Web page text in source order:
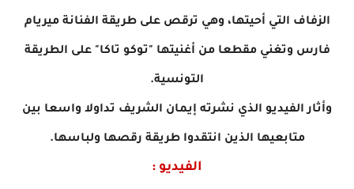
الزفاف التي أحيتها، وهي ترقص على طريقة الفنانة ميريام
فارس وتغني مقطعا من أغنيتها "توكو تاكا" على الطريقة
التونسية.
وأثار الفيديو الذي نشرته إيمان الشريف تداولا واسعا بين
متابعيها الذين انتقدوا طريقة رقصها ولباسها.
الفيديو :